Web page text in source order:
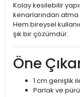
Kolay kesilebilir
kenarlarından
Hem bireysel
şık bir çözümdür.
Öne
1 cm genişlik
Parlak ve